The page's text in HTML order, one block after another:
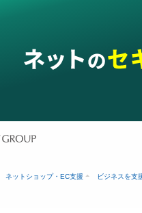
ネットショップ・EC支援 ビジネスを支